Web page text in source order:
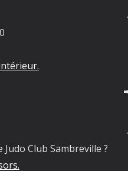
Club Sambreville ?